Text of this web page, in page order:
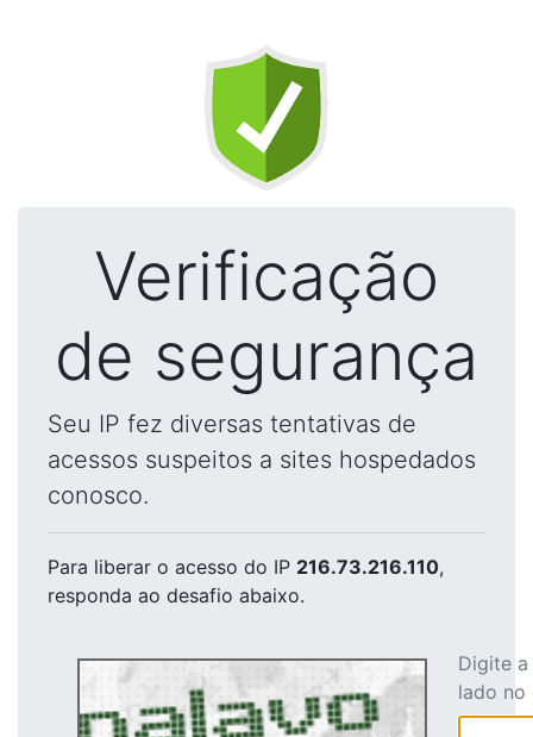
Verificação
de segurança
Seu IP fez diversas tentativas de
acessos suspeitos a sites hospedados
conosco.
Para liberar o acesso do IP 216.73.216.110,
responda ao desafio abaixo.
Digite
lado no